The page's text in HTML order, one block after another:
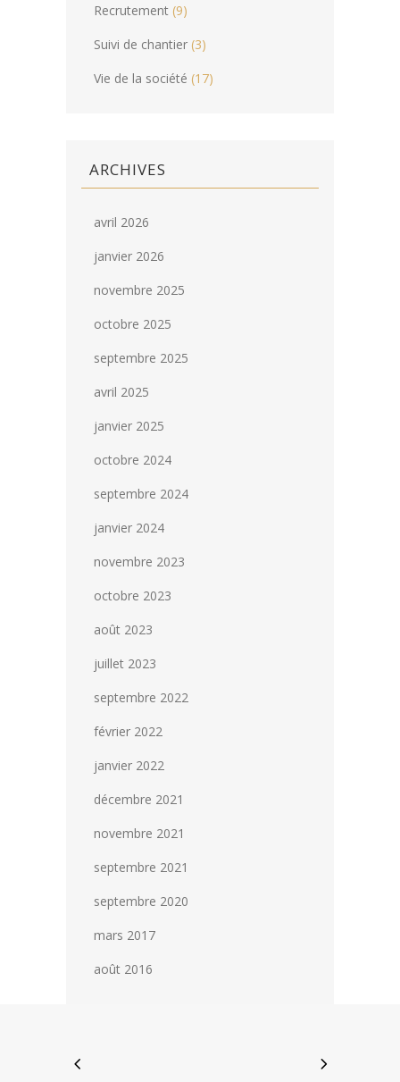
Recrutement (9)
Suivi de chantier (3)
Vie de la société (17)
ARCHIVES
avril 2026
janvier 2026
novembre 2025
octobre 2025
septembre 2025
avril 2025
janvier 2025
octobre 2024
septembre 2024
janvier 2024
novembre 2023
octobre 2023
août 2023
juillet 2023
septembre 2022
février 2022
janvier 2022
décembre 2021
novembre 2021
septembre 2021
septembre 2020
mars 2017
août 2016